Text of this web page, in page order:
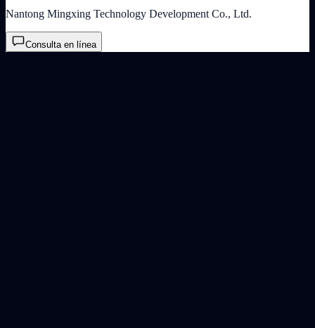
Nantong Mingxing Technology Development Co., Ltd.
Consulta en línea